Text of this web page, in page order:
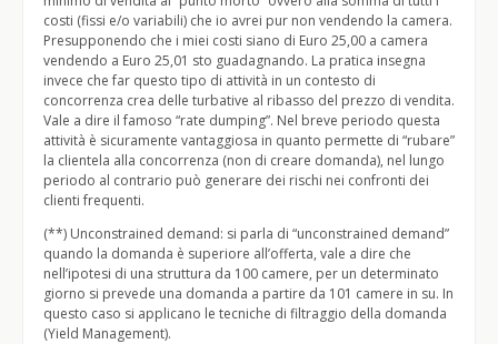
costi (fissi e/o variabili) che io avrei pur non vendendo la camera.
Presupponendo che i miei costi siano di Euro 25,00 a camera
vendendo a Euro 25,01 sto guadagnando. La pratica insegna
invece che far questo tipo di attività in un contesto di
concorrenza crea delle turbative al ribasso del prezzo di vendita.
Vale a dire il famoso “rate dumping”. Nel breve periodo questa
attività è sicuramente vantaggiosa in quanto permette di “rubare”
la clientela alla concorrenza (non di creare domanda), nel lungo
periodo al contrario può generare dei rischi nei confronti dei
clienti frequenti.
(**) Unconstrained demand: si parla di “unconstrained demand”
quando la domanda è superiore all’offerta, vale a dire che
nell’ipotesi di una struttura da 100 camere, per un determinato
giorno si prevede una domanda a partire da 101 camere in su. In
questo caso si applicano le tecniche di filtraggio della domanda
(Yield Management).